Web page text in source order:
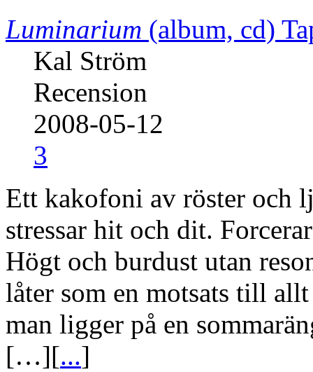
Luminarium (album, cd)
Kal Ström
Recension
2008-05-12
3
Ett kakofoni av röster och
stressar hit och dit.
Högt och burdust utan
låter som en motsats till
man ligger på en
[…][...]